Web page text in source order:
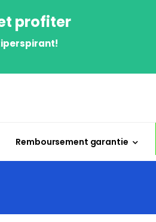
profiter
Remboursement garantie